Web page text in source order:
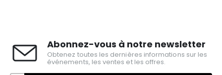
Abonnez-vous à notre newsletter
Obtenez toutes les dernières informations sur les
événements, les ventes et les offres.